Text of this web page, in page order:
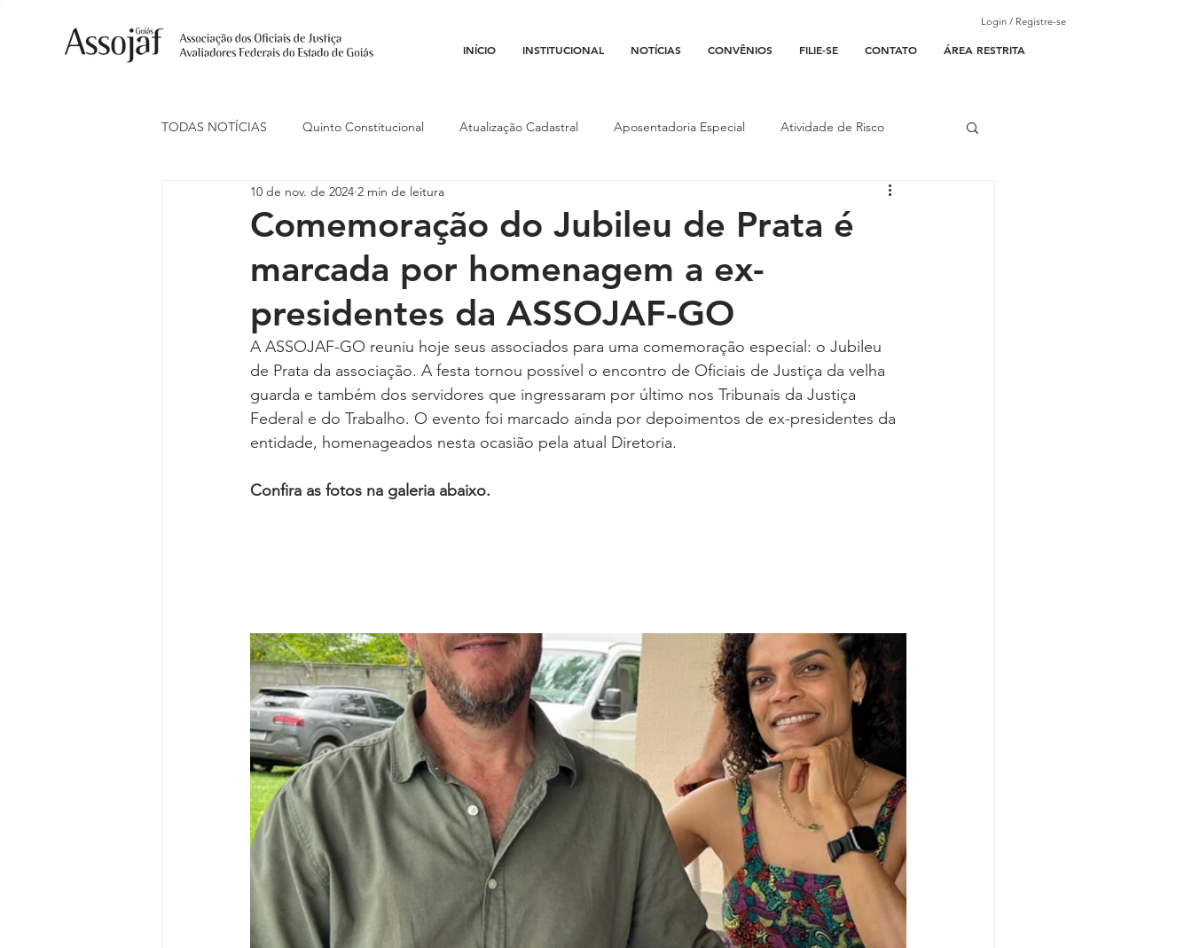
INÍCIO INSTITUCIONAL NOTÍCIAS CONVÊNIOS FILIE-SE CONTATO ÁREA RESTRITA
Login / Registre-se
TODAS NOTÍCIAS Quinto Constitucional Atualização Cadastral Aposentadoria Especial Atividade de Risco
Ações Judiciais Carreira Conojaf
Indenização de Transporte Isenção Fiscal Justiça do Trabalho Justiça Federal
Livre Estacionamento Nacional Porte de Arma Pleitos da Assojaf-GO Plantão
Reforma da Previdência Categoria sem título Opinião Reforma Administrativa Covid-19
Desjudicialização Cultural
Comemoração do Jubileu de Prata é
marcada por homenagem a ex-
presidentes da ASSOJAF-GO
10 de nov. de 2024 2 min de leitura
A ASSOJAF-GO reuniu hoje seus associados para uma comemoração especial: o Jubileu
de Prata da associação. A festa tornou possível o encontro de Oficiais de Justiça da velha
guarda e também dos servidores que ingressaram por último nos Tribunais da Justiça
Federal e do Trabalho. O evento foi marcado ainda por depoimentos de ex-presidentes da
entidade, homenageados nesta ocasião pela atual Diretoria.
Confira as fotos na galeria abaixo.